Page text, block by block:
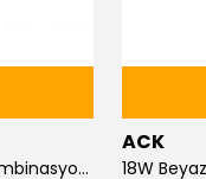
11kW Uyumlu Elektrikli Araç Kombinasyon Kutusu 5x16A
ACK